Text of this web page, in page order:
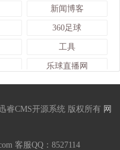
新闻博客
360足球
工具
乐球直播网
修改网站
颜色变量
睿CMS开源系统 版权所有 网
客服QQ： 8527114